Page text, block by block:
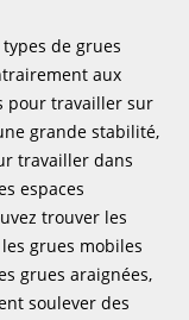
de grues
aux
pour travailler sur
grande stabilité,
travailler dans
espaces
trouver les
grues mobiles
grues araignées,
soulever des